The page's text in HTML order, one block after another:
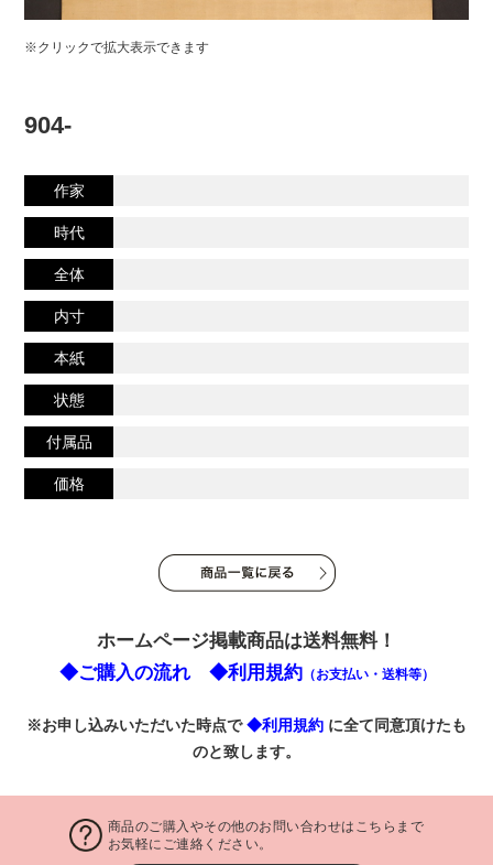
※クリックで拡大表示できます
904-
作家
時代
全体
内寸
本紙
状態
付属品
価格
ホームページ掲載商品は送料無料！
◆ご購入の流れ
◆利用規約 （お支払い・送料等）
※お申し込みいただいた時点で◆利用規約 に全て同意頂けたも
のと致します。
商品のご購入やその他のお問い合わせはこちらまで
お気軽にご連絡ください。